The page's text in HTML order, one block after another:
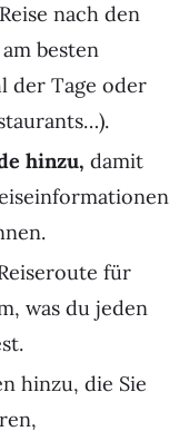
nach den
besten
der Tage oder
hinzu, damit
für
was du jeden
hinzu, die Sie